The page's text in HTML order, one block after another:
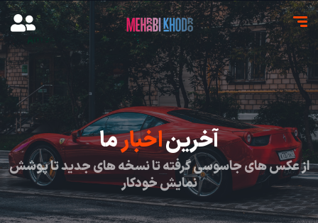
آخریناخبارما
از عکس های جاسوسی گرفته تا نسخه های جدید تا پوشش
نمایش خودکار